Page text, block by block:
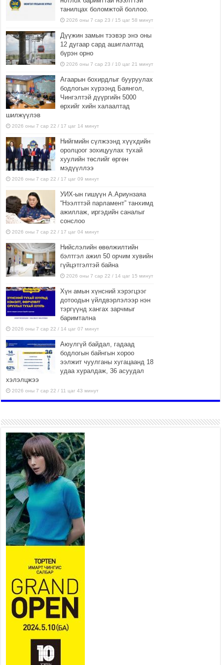
танилцах боломжтой боллоо.
2026 оны 7 сар 23 / 15 цаг 58 минут
Дүүжин замын тээвэр энэ оны
12 дугаар сард ашиглалтад
бүрэн орно
2026 оны 7 сар 23 / 10 цаг 21 минут
Агаарын бохирдлыг бууруулах
бодлогын хүрээнд Баянгол,
Чингэлтэй дүүргийн 5000
өрхийг хийн халаалтад
шилжүүлэв
2026 оны 7 сар 22 / 17 цаг 14 минут
Нийгмийн сүлжээнд хүүхдийн
оролцоог зохицуулах тухай
хуулийн төслийг өргөн
мэдүүллээ
2026 оны 7 сар 22 / 17 цаг 09 минут
УИХ-ын гишүүн А.Ариунзаяа
“Нээлттэй парламент” танхимд
ажиллаж, иргэдийн саналыг
сонслоо
2026 оны 7 сар 22 / 17 цаг 04 минут
Нийслэлийн өвөлжилтийн
бэлтгэл ажил 50 орчим хувийн
гүйцэтгэлтэй байна
2026 оны 7 сар 22 / 14 цаг 15 минут
Хүн амын хүнсний хэрэгцээг
дотоодын үйлдвэрлэлээр нэн
тэргүүнд хангах зарчмыг
баримтална
2026 оны 7 сар 22 / 14 цаг 07 минут
Аюулгүй байдал, гадаад
бодлогын байнгын хороо
ээлжит чуулганы хугацаанд 18
удаа хуралдаж, 36 асуудал
хэлэлцжээ
2026 оны 7 сар 22 / 11 цаг 43 минут
боломжтой-Хүүхэд хөгжүүлэх
төв” байгуулах төсөлд төр,
хувийн хэвшлийн түншлэлийн хүрээнд хамтран
ажиллахыг урьж байна
2026 оны 7 сар 22 / 9 цаг 28 минут
Б.Пүрэвдагва: “Урт цагаан”-ыг
залуучууд чөлөөт цагаа
өнгөрүүлдэг, жуулчид зорьж
ирдэг цэг болгоно
2026 оны 7 сар 21 / 16 цаг 47 минут
Тусгай замын автобус /BRT/ төслийн удирдах
хорооны ээлжит хуралдаан боллоо
Ерөнхий сайд Н.Учрал БНХАУ-аас Монгол Улсад
суугаа Элчин сайд Шэнь Миньжюанийг хүлээн
авч уулзав
2026 оны 7 сар 21 / 16 цаг 39 минут
БҮГД НАЙРАМДАХ ТАЖИКИСТАН УЛСТАЙ
ЭДИЙН ЗАСГИЙН ХАМТЫН АЖИЛЛАГААГ
ӨРГӨЖҮҮЛНЭ
2026 оны 7 сар 21 / 16 цаг 34 минут
26,992 суралцагч хотхоны бага сургуульд, 8100
суралцагч төрөлжсөн ахлах сургуульд